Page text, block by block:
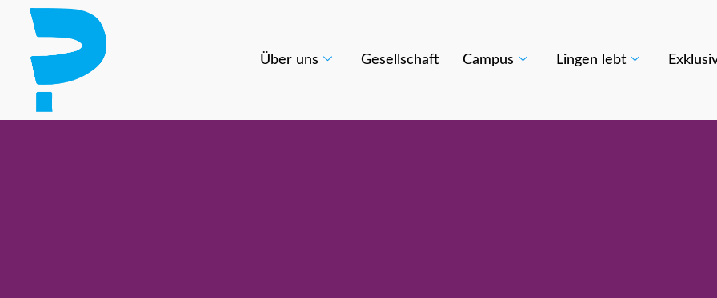
Über uns Gesellschaft Campus Lingen lebt